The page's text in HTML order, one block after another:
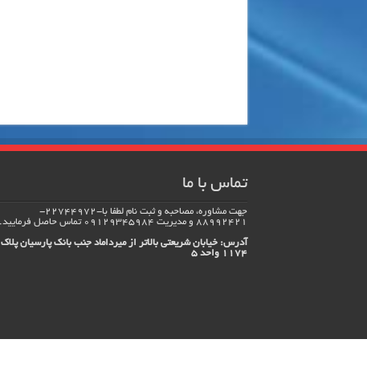
تماس با ما
جهت مشاوره، مصاحبه و ثبت نام لطفا با-22744972-
88992421 و مدیریت 09129345984 تماس حاصل فرماييد.
آدرس: خیابان شریعتی بالاتر از میرداماد جنب بانک پارسیان پلاک
1174 واحد 5